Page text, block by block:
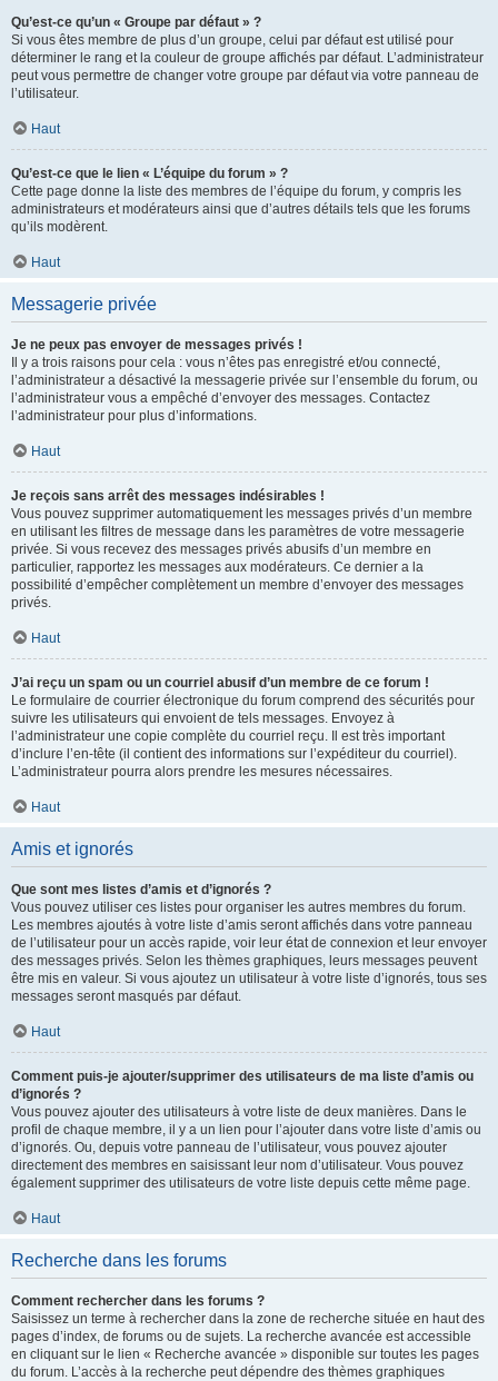
Qu’est-ce qu’un « Groupe par défaut » ?
Si vous êtes membre de plus d’un groupe, celui par défaut est utilisé pour
déterminer le rang et la couleur de groupe affichés par défaut. L’administrateur
peut vous permettre de changer votre groupe par défaut via votre panneau de
l’utilisateur.
Haut
Qu’est-ce que le lien « L’équipe du forum » ?
Cette page donne la liste des membres de l’équipe du forum, y compris les
administrateurs et modérateurs ainsi que d’autres détails tels que les forums
qu’ils modèrent.
Haut
Messagerie privée
Je ne peux pas envoyer de messages privés !
Il y a trois raisons pour cela : vous n’êtes pas enregistré et/ou connecté,
l’administrateur a désactivé la messagerie privée sur l’ensemble du forum, ou
l’administrateur vous a empêché d’envoyer des messages. Contactez
l’administrateur pour plus d’informations.
Haut
Je reçois sans arrêt des messages indésirables !
Vous pouvez supprimer automatiquement les messages privés d’un membre
en utilisant les filtres de message dans les paramètres de votre messagerie
privée. Si vous recevez des messages privés abusifs d’un membre en
particulier, rapportez les messages aux modérateurs. Ce dernier a la
possibilité d’empêcher complètement un membre d’envoyer des messages
privés.
Haut
J’ai reçu un spam ou un courriel abusif d’un membre de ce forum !
Le formulaire de courrier électronique du forum comprend des sécurités pour
suivre les utilisateurs qui envoient de tels messages. Envoyez à
l’administrateur une copie complète du courriel reçu. Il est très important
d’inclure l’en-tête (il contient des informations sur l’expéditeur du courriel).
L’administrateur pourra alors prendre les mesures nécessaires.
Haut
Amis et ignorés
Que sont mes listes d’amis et d’ignorés ?
Vous pouvez utiliser ces listes pour organiser les autres membres du forum.
Les membres ajoutés à votre liste d’amis seront affichés dans votre panneau
de l’utilisateur pour un accès rapide, voir leur état de connexion et leur envoyer
des messages privés. Selon les thèmes graphiques, leurs messages peuvent
être mis en valeur. Si vous ajoutez un utilisateur à votre liste d’ignorés, tous ses
messages seront masqués par défaut.
Haut
Comment puis-je ajouter/supprimer des utilisateurs de ma liste d’amis ou
d’ignorés ?
Vous pouvez ajouter des utilisateurs à votre liste de deux manières. Dans le
profil de chaque membre, il y a un lien pour l’ajouter dans votre liste d’amis ou
d’ignorés. Ou, depuis votre panneau de l’utilisateur, vous pouvez ajouter
directement des membres en saisissant leur nom d’utilisateur. Vous pouvez
également supprimer des utilisateurs de votre liste depuis cette même page.
Haut
Recherche dans les forums
Comment rechercher dans les forums ?
Saisissez un terme à rechercher dans la zone de recherche située en haut des
pages d’index, de forums ou de sujets. La recherche avancée est accessible
en cliquant sur le lien « Recherche avancée » disponible sur toutes les pages
du forum. L’accès à la recherche peut dépendre des thèmes graphiques